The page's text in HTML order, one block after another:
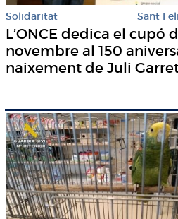
Solidaritat Sant
L’ONCE dedica el cupó
novembre al 150
naixement de Juli